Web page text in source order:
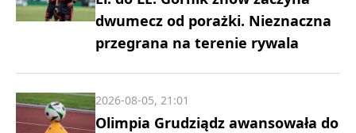
dwumecz od porażki. Nieznaczna
przegrana na terenie rywala
Olimpia Grudziądz awansowała do
2026-08-05, 21:01